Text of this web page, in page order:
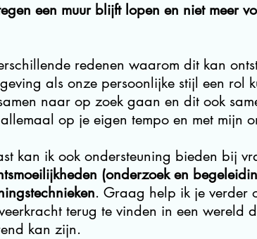
een muur blijft lopen en niet meer
redenen waarom dit kan
als onze persoonlijke stijl een rol
naar op zoek gaan en dit ook
op je eigen tempo en met mijn
kan ik ook ondersteuning bieden bij
(onderzoek en
. Graag help ik je verder
terug te vinden in een wereld
kan zijn.